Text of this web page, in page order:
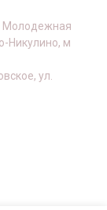
Молодежная
Никулино, м
ул.